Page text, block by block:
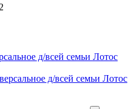
д/всей семьи Лотос